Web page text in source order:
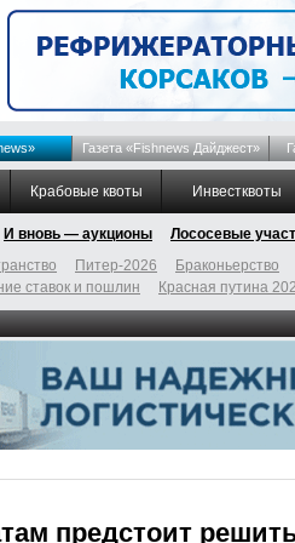
Газета «Fishnews Дайджест»
Крабовые квоты Инвестквоты
И вновь — аукционы Лососевые
Питер-2026 Браконьерство
ставок и пошлин Красная путина
предстоит